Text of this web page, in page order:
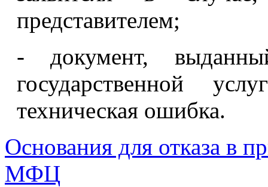
представителем;
- документ,
государственной
техническая ошибка.
Основания для отказа в
МФЦ